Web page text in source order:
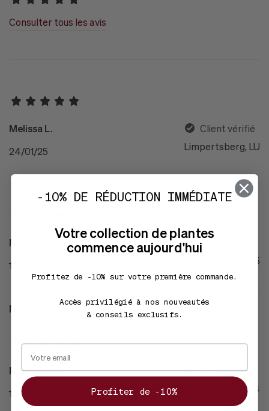
Consulter tous les avis
Melissa L.
Client vérifié
24/01/25
Limpertsberg, LU
Nicolas T.
Client vérifié
14/01/22
Paris, 75
Magnifique emballage, plante et pot ! Je suis ravie
Raphaelle l.
Client vérifié
15/01/21
CAEN, 14
-10% DE RÉDUCTION IMMÉDIATE
Votre collection de plantes
commence aujourd'hui
Profitez de -10% sur votre première commande.
Accès privilégié à nos nouveautés
& conseils exclusifs.
Profiter de -10%